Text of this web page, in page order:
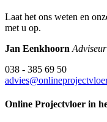
Laat het ons weten en
met u op.
Jan Eenkhoorn Adviseur
038 - 385 69 50
Online Projectvloer in